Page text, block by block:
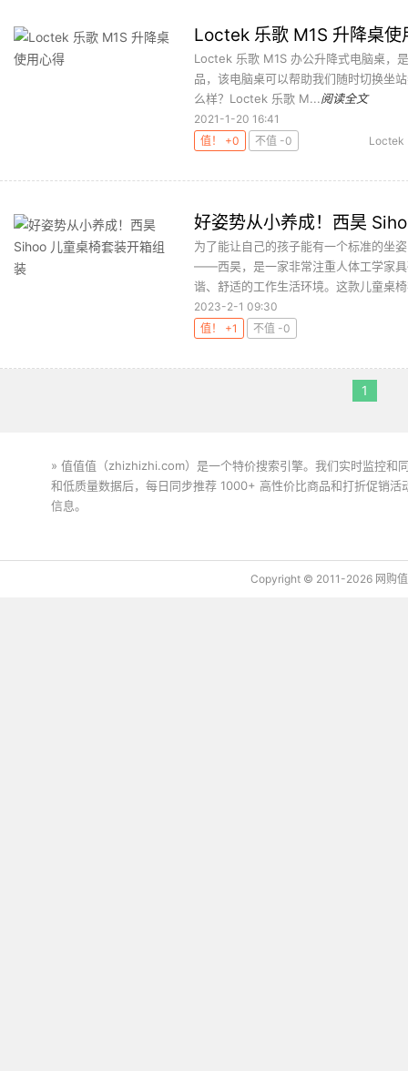
Loctek 乐歌 M1S 升降桌使
Loctek 乐歌 M1S 办公升降式电脑桌，
品，该电脑桌可以帮助我们随时切换坐
么样？Loctek 乐歌 M...阅读全文
2021-1-20 16:41
值！ +0
不值 -0 Loctek
好姿势从小养成！西昊
为了能让自己的孩子能有一个标准的坐
——西昊，是一家非常注重人体工学家
谐、舒适的工作生活环境。这款儿童桌
2023-2-1 09:30
值！ +1
不值 -0
1
» 值值值（zhizhizhi.com）是一个特价搜索引擎。我们实时监控和
和低质量数据后，每日同步推荐 1000+ 高性价比商品和打折促销
信息。
Copyright © 2011-2026 网购